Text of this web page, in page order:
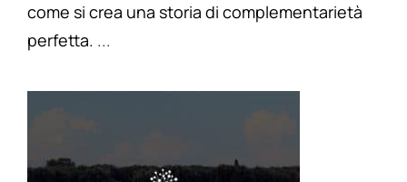
come si crea una storia di complementarietà
perfetta. ...